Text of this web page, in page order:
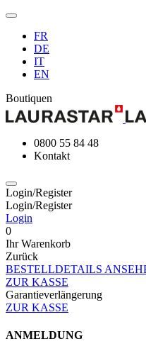
FR
DE
IT
EN
Boutiquen
0800 55 84 48
Kontakt
Login/Register
Login/Register
Login
0
Ihr Warenkorb
Zurück
BESTELLDETAILS
ZUR KASSE
Garantieverlängerung
ZUR KASSE
ANMELDUNG